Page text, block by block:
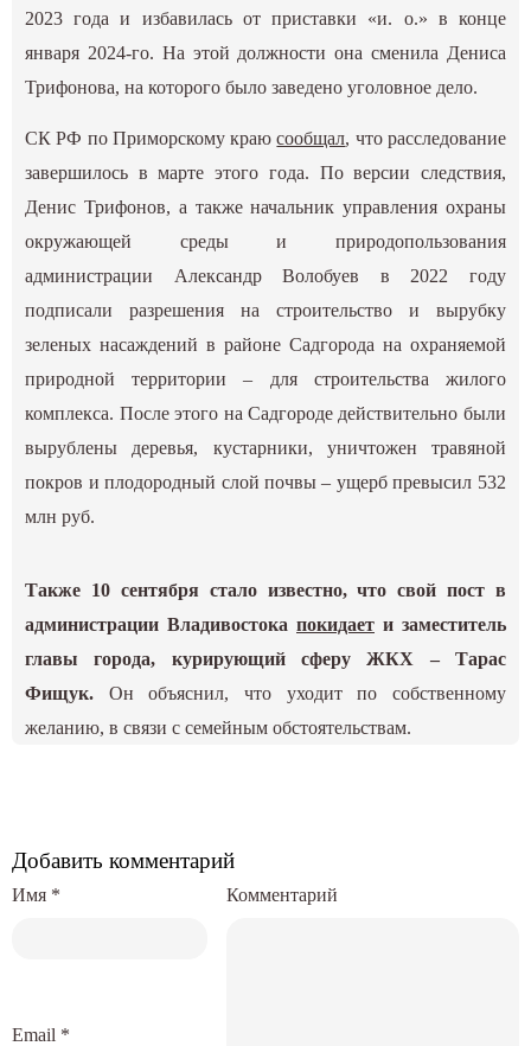
2023 года и избавилась от приставки «и. о.» в конце
января 2024-го. На этой должности она сменила Дениса
Трифонова, на которого было заведено уголовное дело.
СК РФ по Приморскому краюсообщал, что расследование
завершилось в марте этого года. По версии следствия,
Денис Трифонов, а также начальник управления охраны
окружающей среды и природопользования
администрации Александр Волобуев в 2022 году
подписали разрешения на строительство и вырубку
зеленых насаждений в районе Садгорода на охраняемой
природной территории – для строительства жилого
комплекса. После этого на Садгороде действительно были
вырублены деревья, кустарники, уничтожен травяной
покров и плодородный слой почвы – ущерб превысил 532
млн руб.
Также 10 сентября стало известно, что свой пост в
администрации Владивостока покидает и заместитель
главы города, курирующий сферу ЖКХ – Тарас
Фищук. Он объяснил, что уходит по собственному
желанию, в связи с семейным обстоятельствам.
Добавить комментарий
Комментарий
Имя *
Email *